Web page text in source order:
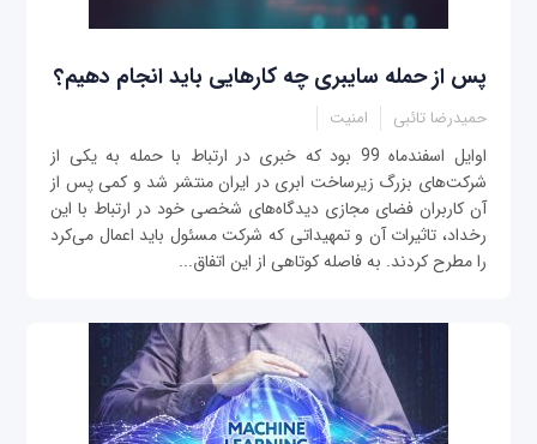
پس از حمله سایبری چه کارهایی باید انجام دهیم؟
حمیدرضا تائبی امنیت
‌اوایل اسفندماه 99 بود که خبری در ارتباط با حمله به یکی از
شرکت‌های بزرگ زیرساخت ابری در ایران منتشر شد و کمی پس از
آن کاربران فضای مجازی دیدگاه‌های شخصی خود در ارتباط با این
رخداد، تاثیرات آن و تمهیداتی که شرکت مسئول باید اعمال می‌کرد
را مطرح کردند. به فاصله کوتاهی از این اتفاق...